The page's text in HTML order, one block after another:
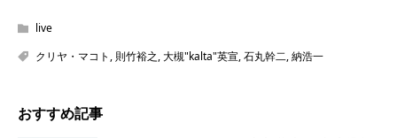
live
クリヤ・マコト , 則竹裕之,大槻"kalta"英宣,石丸幹二,納浩一
おすすめ記事